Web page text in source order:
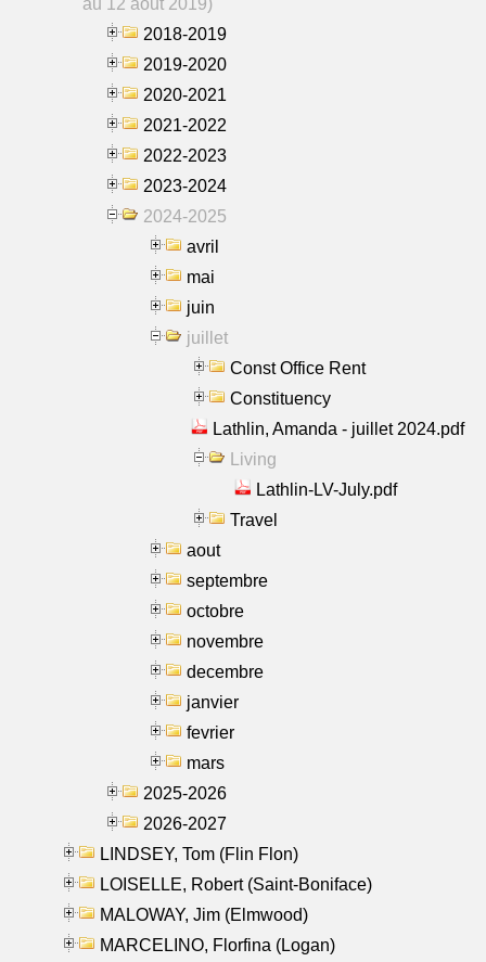
2018-2019
2019-2020
2020-2021
2021-2022
2022-2023
2023-2024
2024-2025
avril
mai
juin
juillet
Const Office Rent
Constituency
Lathlin, Amanda - juillet 2024.pdf
Living
Lathlin-LV-July.pdf
Travel
aout
septembre
octobre
novembre
decembre
janvier
fevrier
mars
2025-2026
2026-2027
LINDSEY, Tom (Flin Flon)
LOISELLE, Robert (Saint-Boniface)
MALOWAY, Jim (Elmwood)
MARCELINO, Florfina (Logan)